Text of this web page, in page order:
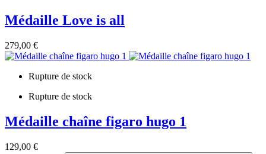
Médaille Love is all
279,00 €
Rupture de stock
Rupture de stock
Médaille chaîne figaro hugo 1
129,00 €